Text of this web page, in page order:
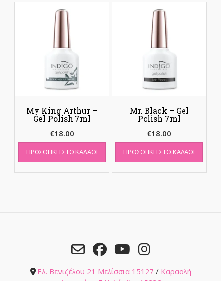
My King Arthur –
Gel Polish 7ml
€18.00
ΠΡΟΣΘΉΚΗ ΣΤΟ ΚΑΛΆΘΙ
Mr. Black – Gel
Polish 7ml
€18.00
ΠΡΟΣΘΉΚΗ ΣΤΟ ΚΑΛΆΘΙ
Ελ. Βενιζέλου 21 Μελίσσια 15127 / Καραολή